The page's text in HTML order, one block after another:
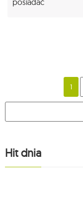
posiadać
1
Hit dnia